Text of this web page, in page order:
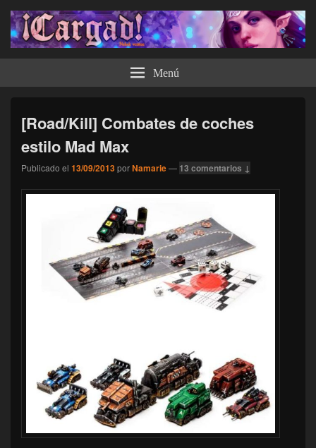
¡Cargad! Menú
[Road/Kill] Combates de coches
estilo Mad Max
Publicado el 13/09/2013porNamarie— 13 comentarios ↓